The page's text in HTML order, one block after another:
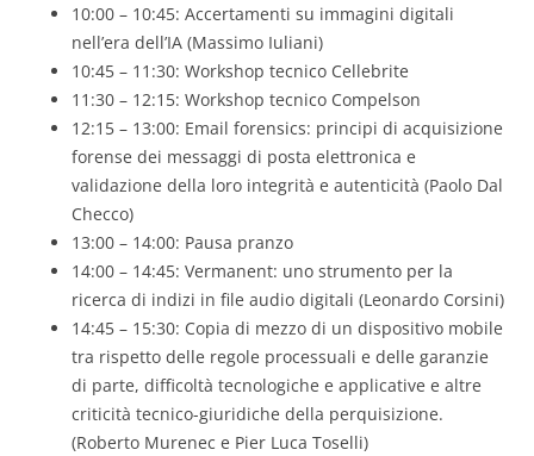
10:00 – 10:45: Accertamenti su immagini digitali
nell’era dell’IA (Massimo Iuliani)
10:45 – 11:30: Workshop tecnico Cellebrite
11:30 – 12:15: Workshop tecnico Compelson
12:15 – 13:00: Email forensics: principi di acquisizione
forense dei messaggi di posta elettronica e
validazione della loro integrità e autenticità (Paolo Dal
Checco)
13:00 – 14:00: Pausa pranzo
14:00 – 14:45: Vermanent: uno strumento per la
ricerca di indizi in file audio digitali (Leonardo Corsini)
14:45 – 15:30: Copia di mezzo di un dispositivo mobile
tra rispetto delle regole processuali e delle garanzie
di parte, difficoltà tecnologiche e applicative e altre
criticità tecnico-giuridiche della perquisizione.
(Roberto Murenec e Pier Luca Toselli)